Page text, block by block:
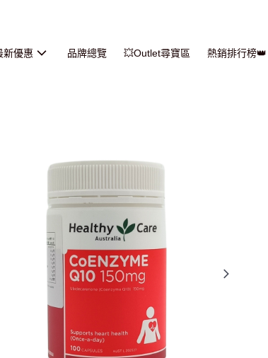
新優惠 品牌總覽 💥Outlet尋寶區 熱銷排行榜👑